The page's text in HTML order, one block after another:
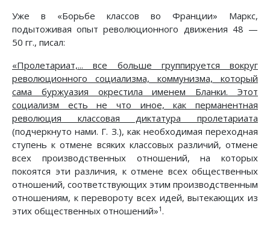
Уже в «Борьбе классов во Франции» Маркс,
подытоживая опыт революционного движения 48 —
50 гг., писал:
«Пролетариат,... все больше группируется вокруг
революционного социализма, коммунизма, который
сама буржуазия окрестила именем Бланки. Этот
социализм есть не что иное, как перманентная
революция классовая диктатура пролетариата
(подчеркнуто нами. Г. З.), как необходимая переходная
ступень к отмене всяких классовых различий, отмене
всех производственных отношений, на которых
покоятся эти различия, к отмене всех общественных
отношений, соответствующих этим производственным
отношениям, к перевороту всех идей, вытекающих из
этих общественных отношений»1.